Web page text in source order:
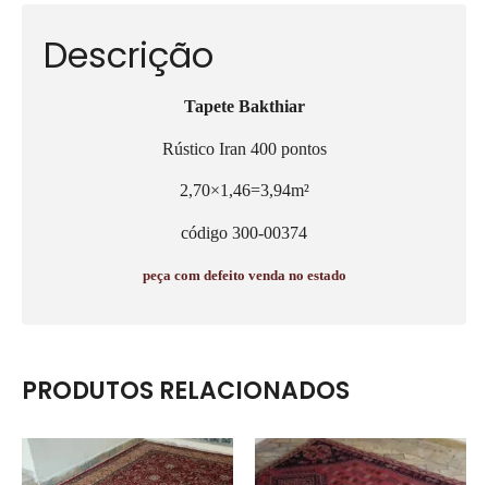
Descrição
Tapete Bakthiar
Rústico Iran 400 pontos
2,70×1,46=3,94m²
código 300-00374
peça com defeito venda no estado
PRODUTOS RELACIONADOS